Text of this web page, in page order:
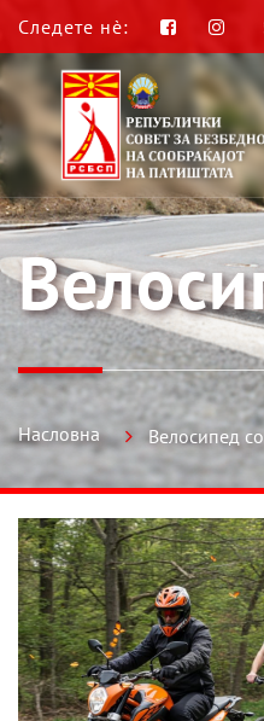
Следете нè:
Насловна Велосипед